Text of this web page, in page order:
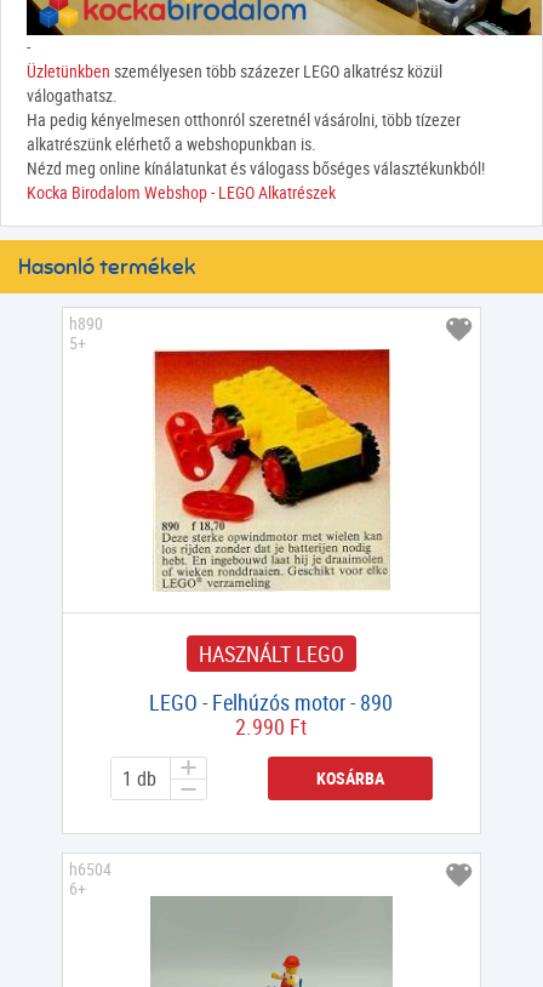
-
Üzletünkben személyesen több százezer LEGO alkatrész közül
válogathatsz.
Ha pedig kényelmesen otthonról szeretnél vásárolni, több tízezer
alkatrészünk elérhető a webshopunkban is.
Nézd meg online kínálatunkat és válogass bőséges választékunkból!
Kocka Birodalom Webshop - LEGO Alkatrészek
Hasonló termékek
HASZNÁLT LEGO
LEGO - Felhúzós motor - 890
2.990 Ft
KOSÁRBA
h890
5+
h6504
6+